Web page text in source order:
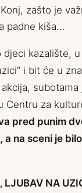
zašto je
padne kiša…
kazalište,
i bit će u
Centru za
pred punim
na sceni je
LJUBAV NA